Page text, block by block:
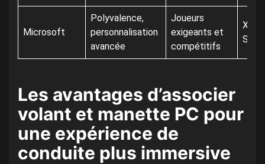
Microsoft
Polyvalence,
personnalisation
avancée
Joueurs
exigeants et
compétitifs
Les avantages d’associer
volant et manette PC pour
une expérience de
conduite plus immersive